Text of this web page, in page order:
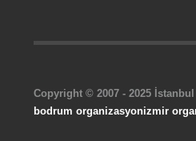
Copyright © 2007 - 2025
bodrum organizasyonizmir